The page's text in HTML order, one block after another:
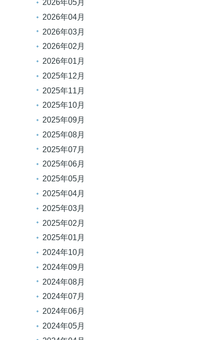
2026年05月
2026年04月
2026年03月
2026年02月
2026年01月
2025年12月
2025年11月
2025年10月
2025年09月
2025年08月
2025年07月
2025年06月
2025年05月
2025年04月
2025年03月
2025年02月
2025年01月
2024年10月
2024年09月
2024年08月
2024年07月
2024年06月
2024年05月